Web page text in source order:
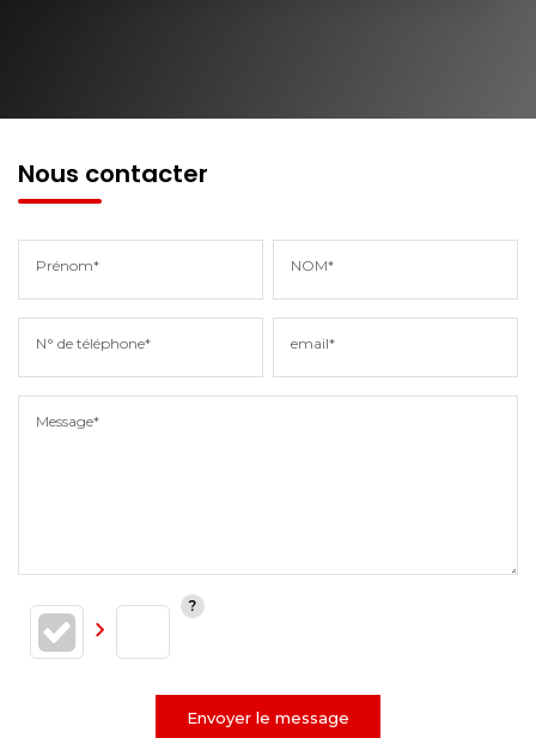
Nous contacter
Prénom* NOM*
N° de téléphone* email*
Message*
Envoyer le message